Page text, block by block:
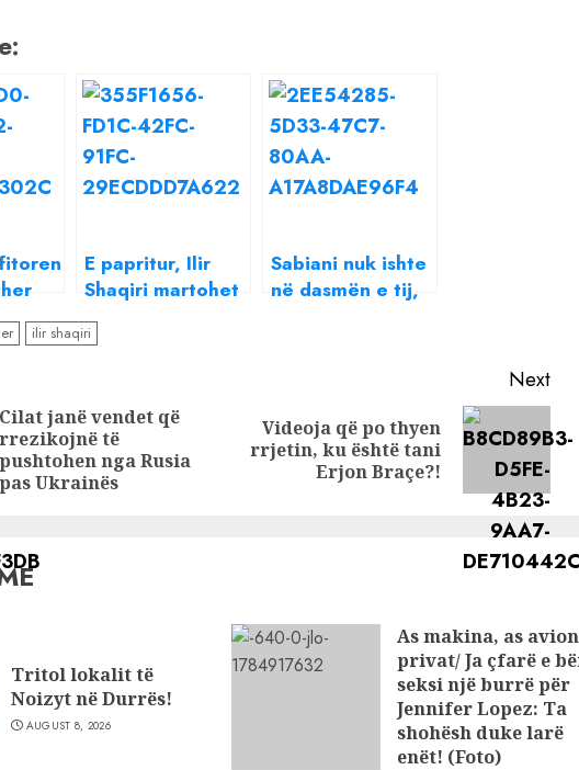
E papritur, Ilir
Shaqiri martohet
të shtunën,
detajet dhe ja sa
Sabiani nuk ishte
në dasmën e tij,
ilir shaqiri
Previous
Cilat janë vendet që
rrezikojnë të
pushtohen nga Rusia
pas Ukrainës
Next
Next
Videoja që po thyen
rrjetin, ku është tani
Erjon Braçe?!
Tritol lokalit të
Noizyt në Durrës!
AUGUST 8, 2026
As makina, as
privat/ Ja çfarë e
seksi një burrë për
Jennifer Lopez: Ta
shohësh duke larë
enët! (Foto)